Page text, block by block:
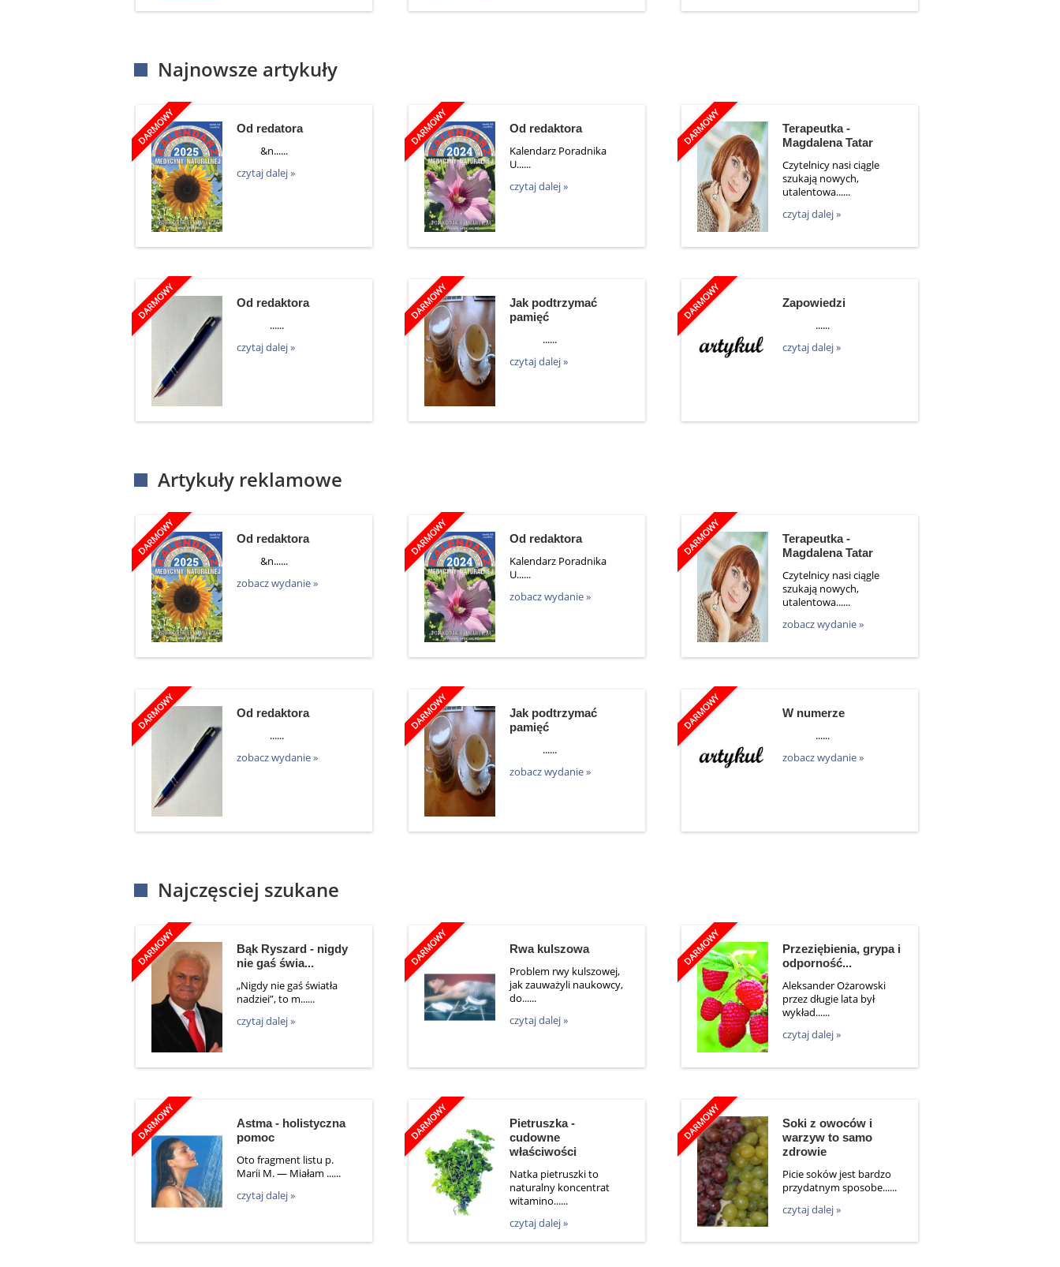
Najnowsze artykuły
Od redatora
&n......
czytaj dalej »
Od redaktora
Kalendarz Poradnika
U......
czytaj dalej »
Terapeutka -
Magdalena Tatar
Czytelnicy nasi ciągle
szukają nowych,
utalentowa......
czytaj dalej »
Od redaktora
......
czytaj dalej »
Jak podtrzymać
pamięć
......
czytaj dalej »
Zapowiedzi
......
czytaj dalej »
Artykuły reklamowe
Od redaktora
&n......
zobacz wydanie »
Od redaktora
Kalendarz Poradnika
U......
zobacz wydanie »
Terapeutka -
Magdalena Tatar
Czytelnicy nasi ciągle
szukają nowych,
utalentowa......
zobacz wydanie »
Od redaktora
......
zobacz wydanie »
Jak podtrzymać
pamięć
......
zobacz wydanie »
W numerze
......
zobacz wydanie »
Najczęsciej szukane
Bąk Ryszard - nigdy
nie gaś świa...
„Nigdy nie gaś światła
nadziei”, to m......
czytaj dalej »
Rwa kulszowa
Problem rwy kulszowej,
jak zauważyli naukowcy,
do......
czytaj dalej »
Przeziębienia, grypa i
odporność...
Aleksander Ożarowski
przez długie lata był
wykład......
czytaj dalej »
Astma - holistyczna
pomoc
Oto fragment listu p.
Marii M. — Miałam ......
czytaj dalej »
Pietruszka -
cudowne
właściwości
Natka pietruszki to
naturalny koncentrat
witamino......
czytaj dalej »
Soki z owoców i
warzyw to samo
zdrowie
Picie soków jest bardzo
przydatnym sposobe......
czytaj dalej »